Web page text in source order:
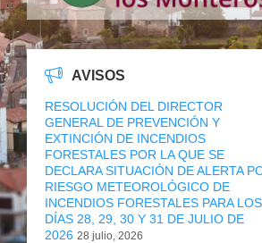
AVISOS
RESOLUCIÓN DEL DIRECTOR
GENERAL DE PREVENCIÓN Y
EXTINCIÓN DE INCENDIOS
FORESTALES POR LA QUE SE
DECLARA SITUACIÓN DE ALERTA
RIESGO METEOROLÓGICO DE
INCENDIOS FORESTALES PARA LOS
DÍAS 28, 29, 30 Y 31 DE JULIO DE
2026 28 julio, 2026